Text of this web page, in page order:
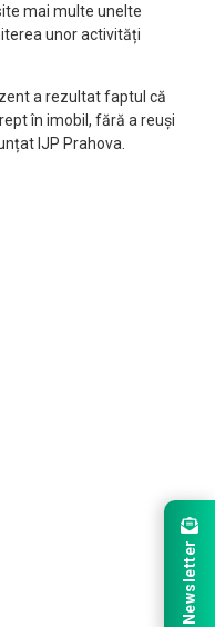
mai multe unelte
unor activități
a rezultat faptul că
în imobil, fără a reuși
IJP Prahova.
Newsletter